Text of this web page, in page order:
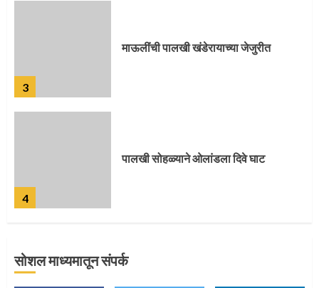
4
पालखी सोहळ्याने ओलांडला दिवे घाट
5
पुणेकरांकडून पालख्यांचे उत्साही स्वागत
मुख्यमंत्र्यांच्या हस्ते विठ्ठलाची महापूजा
सोशल माध्यमातून संपर्क